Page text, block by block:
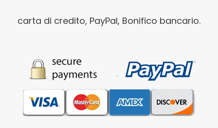
carta di credito, PayPal, Bonifico bancario.